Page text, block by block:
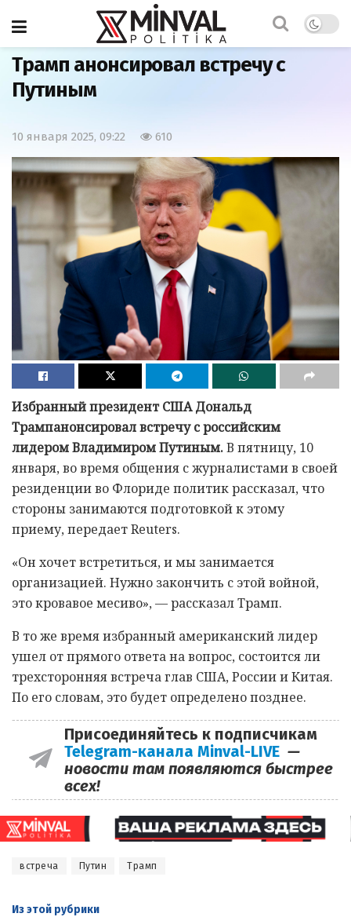
Главная
Трамп анонсировал встречу с
Путиным
10 января 2025, 09:22 610
Избранный президент США Дональд
Трампанонсировал встречу с российским
лидером Владимиром Путиным.В пятницу, 10
января, во время общения с журналистами в своей
резиденции во Флориде политик рассказал, что
стороны занимаются подготовкой к этому
приему, передает Reuters.
«Он хочет встретиться, и мы занимается
организацией. Нужно закончить с этой войной,
это кровавое месиво», — рассказал Трамп.
В то же время избранный американский лидер
ушел от прямого ответа на вопрос, состоится ли
трехсторонняя встреча глав США, России и Китая.
По его словам, это будет определено позднее.
Присоединяйтесь к подписчикам
Telegram-канала Minval-LIVE —
новости там появляются быстрее
всех!
встреча Путин Трамп
Из этой рубрики